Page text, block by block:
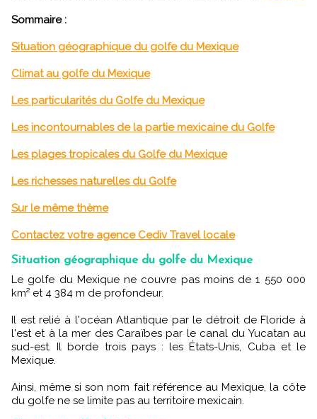
Sommaire :
Situation géographique du golfe du Mexique
Climat au golfe du Mexique
Les particularités du Golfe du Mexique
Les incontournables de la partie mexicaine du Golfe
Les plages tropicales du Golfe du Mexique
Les richesses naturelles du Golfe
Sur le même thème
Contactez votre agence Cediv Travel locale
Situation géographique du golfe du Mexique
Le golfe du Mexique ne couvre pas moins de 1 550 000
km² et 4 384 m de profondeur.
Il est relié à l'océan Atlantique par le détroit de Floride à
l'est et à la mer des Caraïbes par le canal du Yucatan au
sud-est. Il borde trois pays : les États-Unis, Cuba et le
Mexique.
Ainsi, même si son nom fait référence au Mexique, la côte
du golfe ne se limite pas au territoire mexicain.